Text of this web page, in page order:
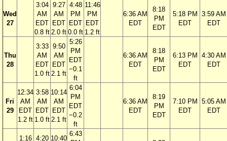
Wed
27
3:04
AM
EDT
0.8 ft
9:27
AM
EDT
2.0 ft
4:48
PM
EDT
0.0 ft
11:46
PM
EDT
1.2 ft
6:36 AM
EDT
8:18
PM
EDT
5:18 PM
EDT
3:59 AM
EDT
Thu
28
3:33
AM
EDT
1.0 ft
9:50
AM
EDT
2.1 ft
5:26
PM
EDT
−0.1
ft
6:36 AM
EDT
8:18
PM
EDT
6:13 PM
EDT
4:30 AM
EDT
Fri
29
12:34
AM
EDT
1.2 ft
3:58
AM
EDT
1.0 ft
10:14
AM
EDT
2.1 ft
6:04
PM
EDT
−0.2
ft
6:36 AM
EDT
8:19
PM
EDT
7:10 PM
EDT
5:05 AM
EDT
1:16 4:20 10:40
6:43